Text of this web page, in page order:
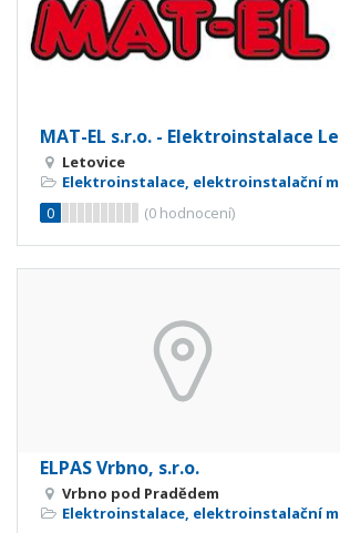
MAT-EL s.r.o. - Elektroinstalace
Letovice
Elektroinstalace, elektroinstalační
0
(0 hodnocení)
ELPAS Vrbno, s.r.o.
Vrbno pod Pradědem
Elektroinstalace, elektroinstalační